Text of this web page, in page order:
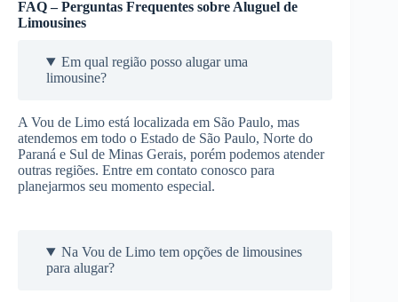
FAQ – Perguntas Frequentes sobre Aluguel de
Limousines
Em qual região posso alugar uma
limousine?
A Vou de Limo está localizada em São Paulo, mas
atendemos em todo o Estado de São Paulo, Norte do
Paraná e Sul de Minas Gerais, porém podemos atender
outras regiões. Entre em contato conosco para
planejarmos seu momento especial.
Na Vou de Limo tem opções de limousines
para alugar?